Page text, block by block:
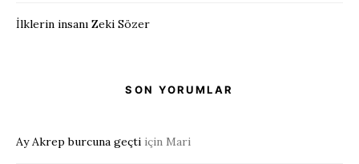
İlklerin insanı Zeki Sözer
SON YORUMLAR
Ay Akrep burcuna geçti için Mari